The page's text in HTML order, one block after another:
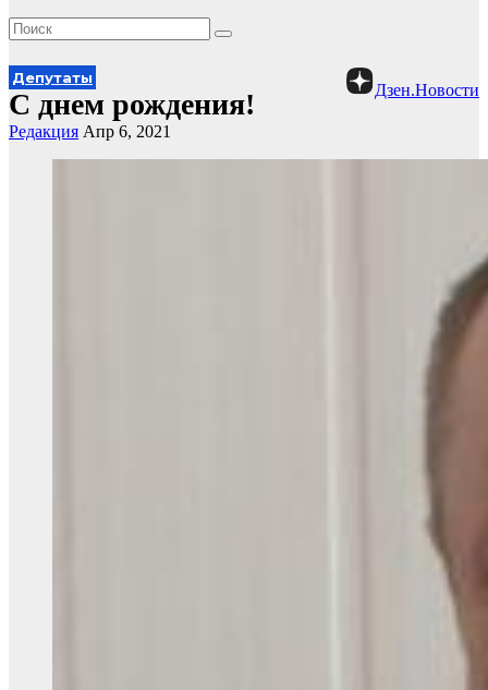
Дзен.Новости
Депутаты
С днем рождения!
Редакция Апр 6, 2021